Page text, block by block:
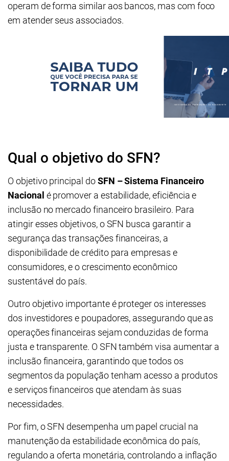
operam de forma similar aos bancos, mas com foco
em atender seus associados.
Qual o objetivo do SFN?
O objetivo principal doSFN – Sistema Financeiro
Nacional é promover a estabilidade, eficiência e
inclusão no mercado financeiro brasileiro. Para
atingir esses objetivos, o SFN busca garantir a
segurança das transações financeiras, a
disponibilidade de crédito para empresas e
consumidores, e o crescimento econômico
sustentável do país.
Outro objetivo importante é proteger os interesses
dos investidores e poupadores, assegurando que as
operações financeiras sejam conduzidas de forma
justa e transparente. O SFN também visa aumentar a
inclusão financeira, garantindo que todos os
segmentos da população tenham acesso a produtos
e serviços financeiros que atendam às suas
necessidades.
Por fim, o SFN desempenha um papel crucial na
manutenção da estabilidade econômica do país,
regulando a oferta monetária, controlando a inflação